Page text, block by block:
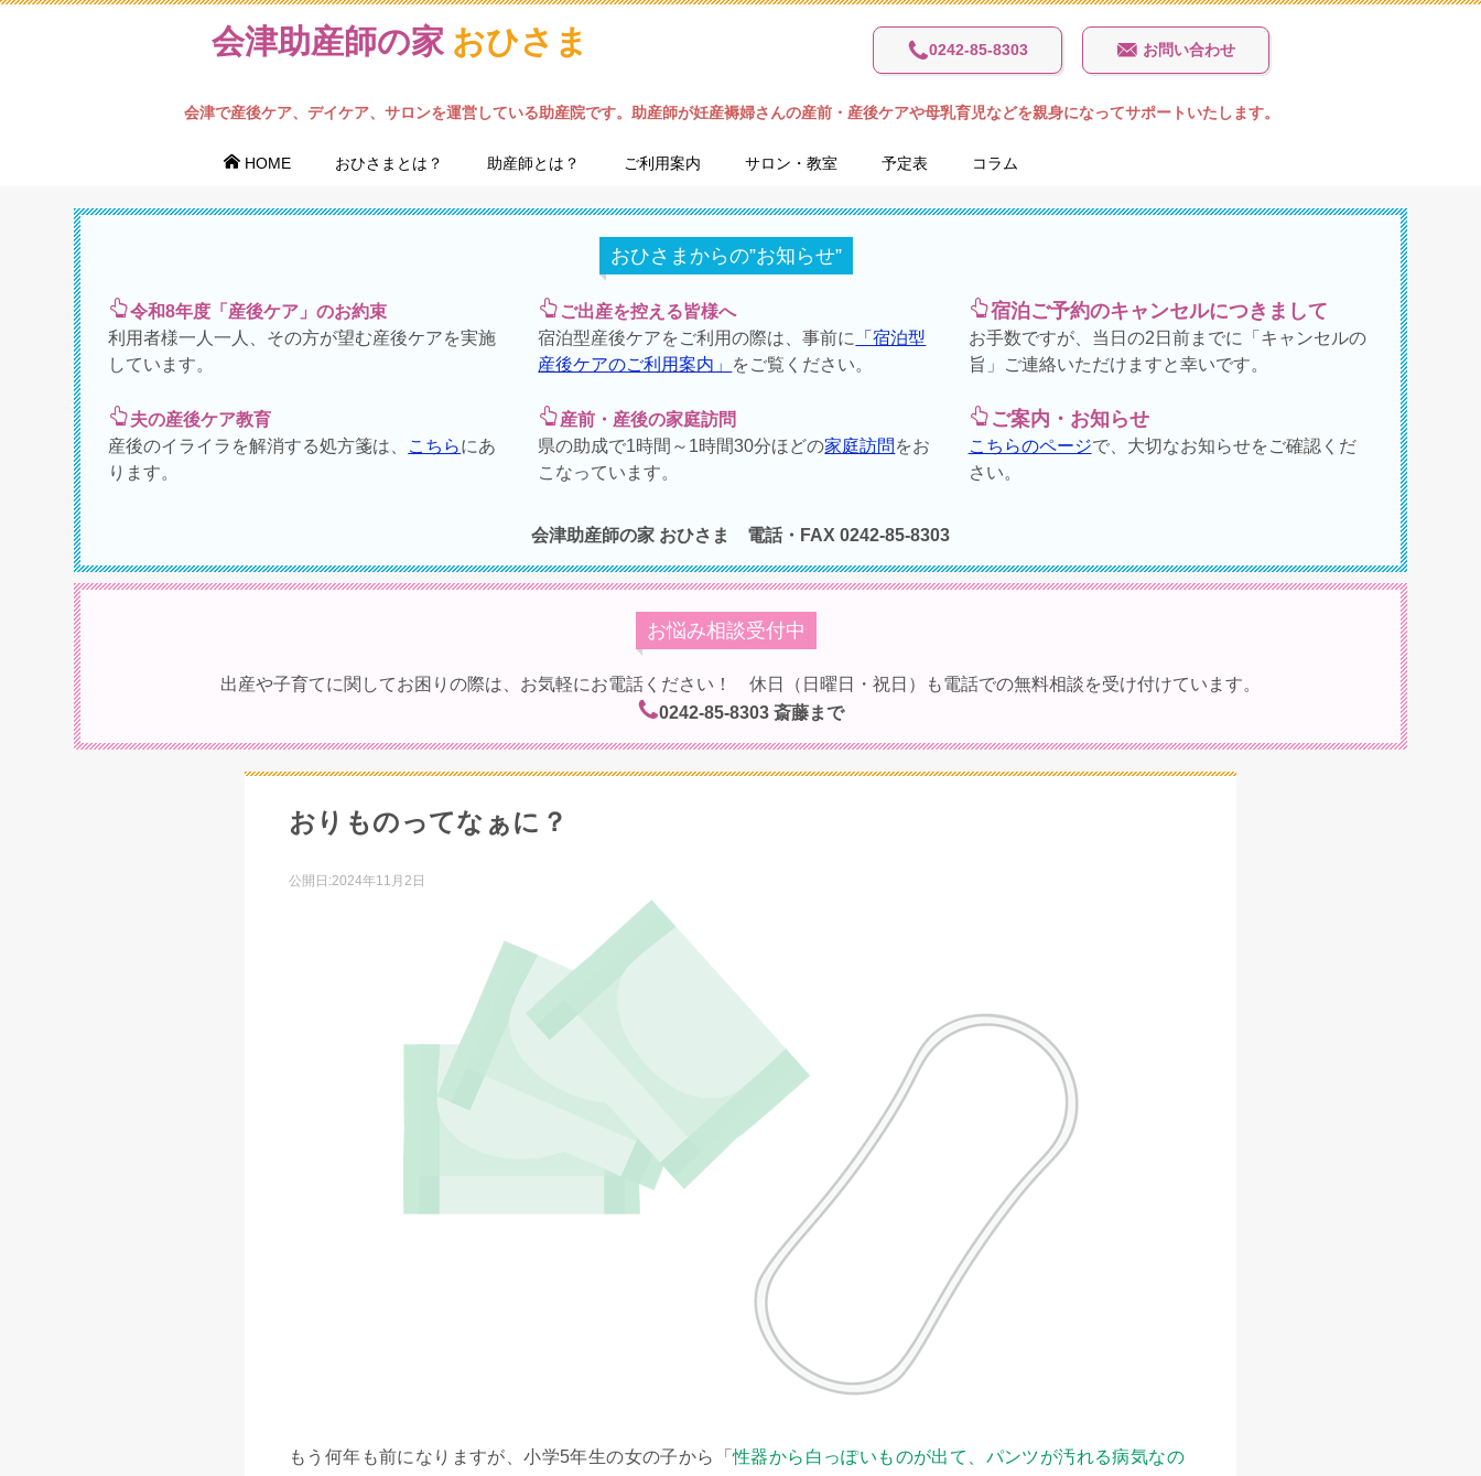
会津助産師の家おひさま 0242-85-8303 お問い合わせ
会津で産後ケア、デイケア、サロンを運営している助産院です。助産師が妊産褥婦さんの産前・産後ケアや母乳育児などを親身になってサポートいたします。
HOME おひさまとは？ 助産師とは？ ご利用案内 サロン・教室 予定表 コラム
おひさまからの”お知らせ”
令和8年度「産後ケア」のお約束
利用者様一人一人、その方が望む産後ケアを実施
しています。
夫の産後ケア教育
産後のイライラを解消する処方箋は、
こちらにあ
ります。
ご出産を控える皆様へ
宿泊型産後ケアをご利用の際は、事前に
「宿泊型
産後ケアのご利用案内」 をご覧ください。
産前・産後の家庭訪問
県の助成で1時間～1時間30分ほどの家庭訪問 をお
こなっています。
宿泊ご予約のキャンセルにつきまして
お手数ですが、当日の2日前までに「キャンセルの
旨」ご連絡いただけますと幸いです。
ご案内・お知らせ
こちらのページで、大切なお知らせをご確認くだ
さい。
会津助産師の家 おひさま 電話・FAX 0242-85-8303
お悩み相談受付中
出産や子育てに関してお困りの際は、お気軽にお電話ください！ 休日（日曜日・祝日）も電話での無料相談を受け付けています。
0242-85-8303 斎藤まで
おりものってなぁに？
公開日:2024年11月2日
もう何年も前になりますが、小学5年生の女の子から「性器から白っぽいものが出て、パンツが汚れる病気なの